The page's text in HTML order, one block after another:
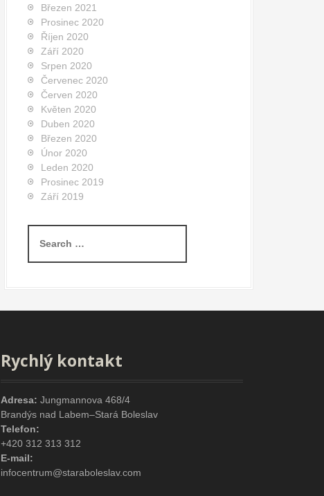
Březen 2021
Prosinec 2020
Říjen 2020
Září 2020
Srpen 2020
Červenec 2020
Červen 2020
Květen 2020
Duben 2020
Březen 2020
Únor 2020
Leden 2020
Prosinec 2019
Září 2019
a
:
Rychlý kontakt
Adresa: Jungmannova 468/4
Brandýs nad Labem–Stará Boleslav
Telefon:
+420 312 313 312
E-mail:
infocentrum@staraboleslav.com